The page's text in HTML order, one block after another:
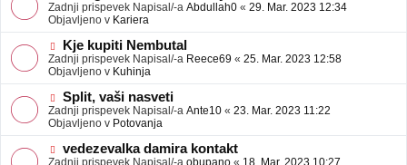
b
j
a
v
e
o
v
e
o
b
j
a
v
e
Zadnji prispevek Napisal/-a Abdullah0 « 29. Mar. 2023 12:34
Objavljeno v Kariera
N
o
v
e
o
b
j
a
v
e
Kje kupiti Nembutal
Zadnji prispevek Napisal/-a Reece69 « 25. Mar. 2023 12:58
Objavljeno v Kuhinja
N
o
v
e
o
b
Split, vaši nasveti
Zadnji prispevek Napisal/-a Ante10 « 23. Mar. 2023 11:22
Objavljeno v Potovanja
N
o
vedezevalka damira kontakt